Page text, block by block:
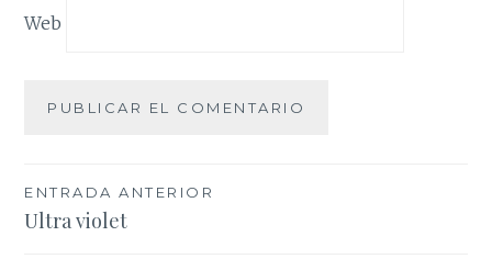
Web
Navegación
de
ENTRADA ANTERIOR
Ultra violet